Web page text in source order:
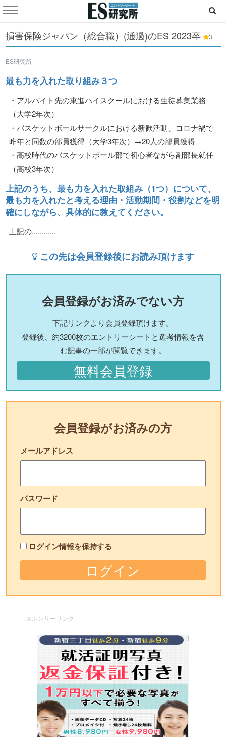
損害保険ジャパン（総合職）(通過)のES 2023卒 3
ES研究所
最も力を入れた取り組み３つ
・アルバイト先の東進ハイスクールにおける生徒募集業務
（大学2年次）
・バスケットボールサークルにおける新歓活動、コロナ禍で
昨年と同数の部員獲得（大学3年次）→20人の部員獲得
・高校時代のバスケットボール部で初心者ながら副部長就任
（高校3年次）
上記のうち、最も力を入れた取組み（1つ）について、
最も力を入れたと考える理由・活動期間・役割などを明
確にしながら、具体的に教えてください。
上記の............
この先は会員登録後にお読み頂けます
会員登録がお済みでない方
下記リンクより会員登録頂けます。
登録後、約3200枚のエントリーシートと選考情報を含
む記事の一部が閲覧できます。
無料会員登録
会員登録がお済みの方
メールアドレス
パスワード
ログイン情報を保持する
スポンサーリンク